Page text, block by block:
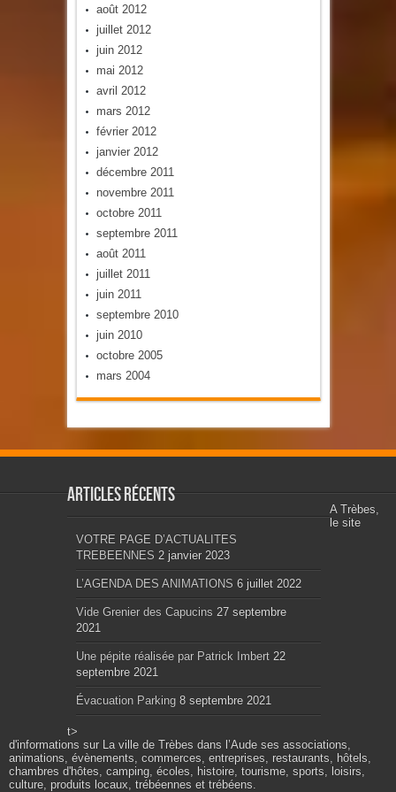
août 2012
juillet 2012
juin 2012
mai 2012
avril 2012
mars 2012
février 2012
janvier 2012
décembre 2011
novembre 2011
octobre 2011
septembre 2011
août 2011
juillet 2011
juin 2011
septembre 2010
juin 2010
octobre 2005
mars 2004
Articles récents
VOTRE PAGE D’ACTUALITES
TREBEENNES 2 janvier 2023
L’AGENDA DES ANIMATIONS 6 juillet 2022
Vide Grenier des Capucins 27 septembre
2021
Une pépite réalisée par Patrick Imbert 22
septembre 2021
Évacuation Parking 8 septembre 2021
t>
A Trèbes,
le site
d'informations sur La ville de Trèbes dans l’Aude ses associations,
animations, évènements, commerces, entreprises, restaurants, hôtels,
chambres d'hôtes, camping, écoles, histoire, tourisme, sports, loisirs,
culture, produits locaux, trébéennes et trébéens.